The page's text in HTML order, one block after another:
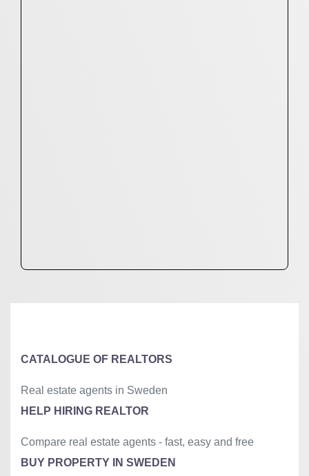
CATALOGUE OF REALTORS
Real estate agents in Sweden
HELP HIRING REALTOR
Compare real estate agents - fast, easy and free
BUY PROPERTY IN SWEDEN